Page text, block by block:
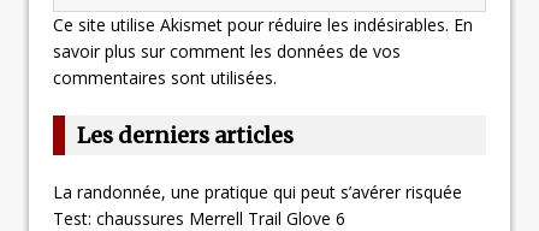
Ce site utilise Akismet pour réduire les indésirables. En
savoir plus sur comment les données de vos
commentaires sont utilisées.
Les derniers articles
La randonnée, une pratique qui peut s’avérer risquée
Test: chaussures Merrell Trail Glove 6